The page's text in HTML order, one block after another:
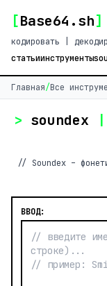
[Base64.sh]
кодировать |
статьиинструменты
Главная/Все
> soundex |
// Soundex –
ВВОД: